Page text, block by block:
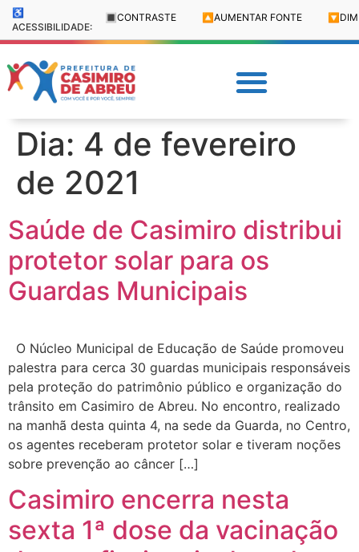
♿
ACESSIBILIDADE:
🔳 CONTRASTE 🔼 AUMENTAR FONTE 🔽
Dia: 4 de fevereiro
de 2021
Saúde de Casimiro distribui
protetor solar para os
Guardas Municipais
O Núcleo Municipal de Educação de Saúde promoveu
palestra para cerca 30 guardas municipais responsáveis
pela proteção do patrimônio público e organização do
trânsito em Casimiro de Abreu. No encontro, realizado
na manhã desta quinta 4, na sede da Guarda, no Centro,
os agentes receberam protetor solar e tiveram noções
sobre prevenção ao câncer […]
Casimiro encerra nesta
sexta 1ª dose da vacinação